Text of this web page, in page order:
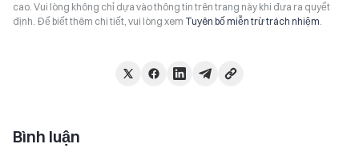
cao. Vui lòng không chỉ dựa vào thông tin trên trang này khi đưa ra quyết
định. Để biết thêm chi tiết, vui lòng xem Tuyên bố miễn trừ trách nhiệm.
Bình luận